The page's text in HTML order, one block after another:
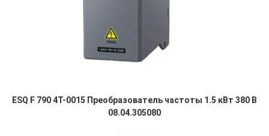
ESQ F 790 4T-0015 Преобразователь частоты 1.5 кВт 380 В
08.04.305080